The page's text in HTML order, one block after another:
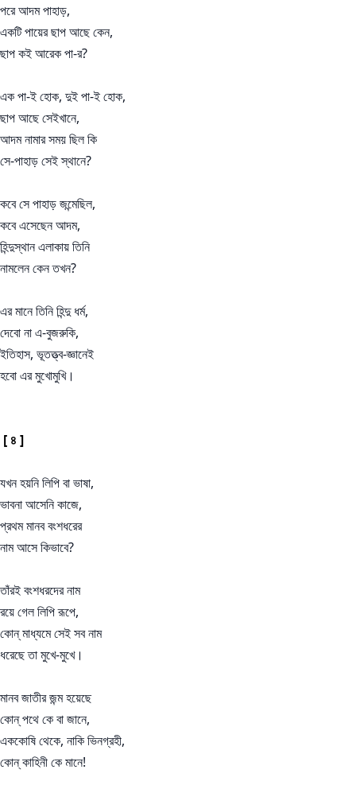
পরে আদম পাহাড়,
একটি পায়ের ছাপ আছে কেন,
ছাপ কই আরেক পা-র?
এক পা-ই হোক, দুই পা-ই হোক,
ছাপ আছে সেইখানে,
আদম নামার সময় ছিল কি
সে-পাহাড় সেই স্থানে?
কবে সে পাহাড় জন্মেছিল,
কবে এসেছেন আদম,
হিন্দুস্থান এলাকায় তিনি
নামলেন কেন তখন?
এর মানে তিনি হিন্দু ধর্ম,
দেবো না এ-বুজরুকি,
ইতিহাস, ভূতত্ত্ব-জ্ঞানেই
হবো এর মুখোমুখি।
[ ৪ ]
যখন হয়নি লিপি বা ভাষা,
ভাবনা আসেনি কাজে,
প্রথম মানব বংশধরের
নাম আসে কিভাবে?
তাঁরই বংশধরদের নাম
রয়ে গেল লিপি রূপে,
কোন্ মাধ্যমে সেই সব নাম
ধরেছে তা মুখে-মুখে।
মানব জাতীর জন্ম হয়েছে
কোন্ পথে কে বা জানে,
এককোষি থেকে, নাকি ভিনগ্রহী,
কোন্ কাহিনী কে মানে!